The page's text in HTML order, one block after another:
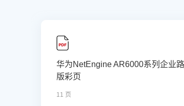
华为NetEngine AR6000系列企业
版彩页
11 页